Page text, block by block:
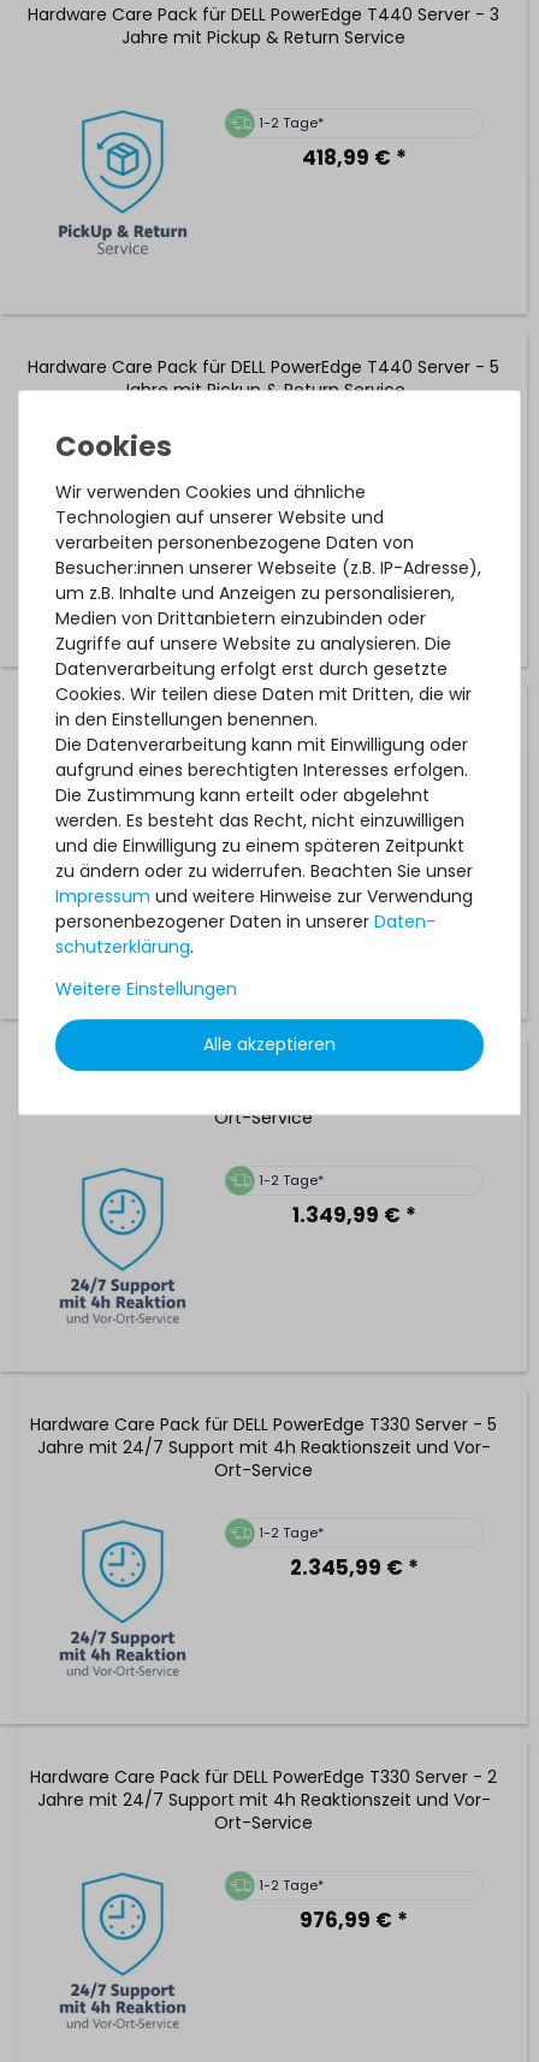
Hardware Care Pack für DELL PowerEdge T440 Server - 3
Jahre mit Pickup & Return Service
1-2 Tage*
418,99 € *
Hardware Care Pack für DELL PowerEdge T440 Server - 5
Jahre mit Pickup & Return Service
697,99 € *
Hardware Care Pack für DELL PowerEdge T330 Server - 3
Jahre mit 24/7 Support mit 4h Reaktionszeit und Vor-
Ort-Service
1-2 Tage*
1.388,99 € *
Hardware Care Pack für DELL PowerEdge T430 Server - 3
Ort-Service
1-2 Tage*
1.349,99 € *
Hardware Care Pack für DELL PowerEdge T330 Server - 5
Jahre mit 24/7 Support mit 4h Reaktionszeit und Vor-
Ort-Service
1-2 Tage*
2.345,99 € *
Hardware Care Pack für DELL PowerEdge T330 Server - 2
Jahre mit 24/7 Support mit 4h Reaktionszeit und Vor-
Ort-Service
1-2 Tage*
976,99 € *
Wir verwenden Cookies und ähnliche
Technologien auf unserer Website und
verarbeiten personenbezogene Daten von
Besucher:innen unserer Webseite (z.B. IP-Adresse),
um z.B. Inhalte und Anzeigen zu personalisieren,
Medien von Drittanbietern einzubinden oder
Zugriffe auf unsere Website zu analysieren. Die
Datenverarbeitung erfolgt erst durch gesetzte
Cookies. Wir teilen diese Daten mit Dritten, die wir
in den Einstellungen benennen.
Die Datenverarbeitung kann mit Einwilligung oder
aufgrund eines berechtigten Interesses erfolgen.
Die Zustimmung kann erteilt oder abgelehnt
werden. Es besteht das Recht, nicht einzuwilligen
und die Einwilligung zu einem späteren Zeitpunkt
zu ändern oder zu widerrufen. Beachten Sie unser
Impressum und weitere Hinweise zur Verwendung
personenbezogener Daten in unserer Daten­
schutz­erklärung.
Weitere Einstellungen
Alle akzeptieren